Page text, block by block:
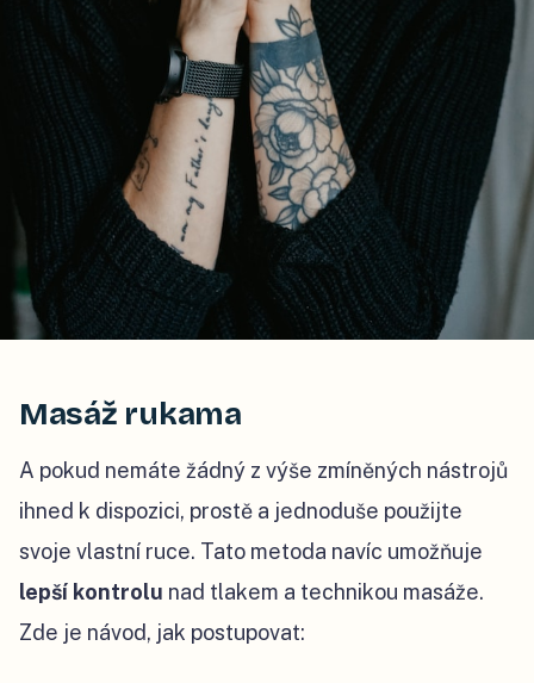
Masáž rukama
A pokud nemáte žádný z výše zmíněných nástrojů
ihned k dispozici, prostě a jednoduše použijte
svoje vlastní ruce. Tato metoda navíc umožňuje
lepší kontrolu nad tlakem a technikou masáže.
Zde je návod, jak postupovat: